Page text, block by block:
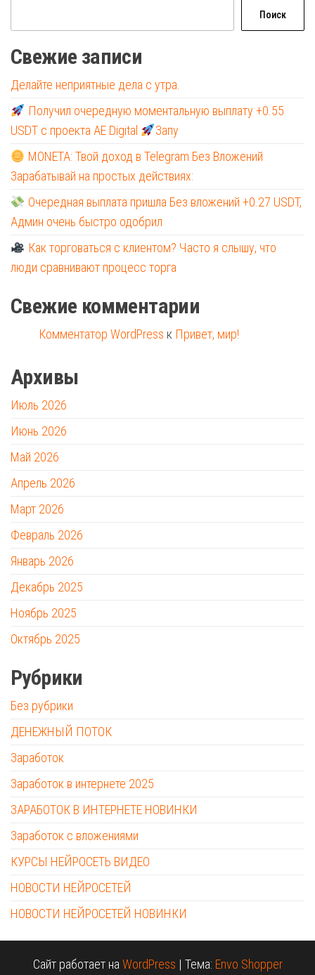
Поиск
Свежие записи
Делайте неприятные дела с утра.
Получил очередную моментальную выплату +0.55
USDT с проекта AE Digital
Запу
MONETA: Твой доход в Telegram Без Вложений
Зарабатывай на простых действиях:
Очередная выплата пришла Без вложений +0.27 USDT,
Админ очень быстро одобрил
Как торговаться с клиентом? Часто я слышу, что
люди сравнивают процесс торга
Свежие комментарии
Комментатор WordPress к Привет, мир!
Архивы
Июль 2026
Июнь 2026
Май 2026
Апрель 2026
Март 2026
Февраль 2026
Январь 2026
Декабрь 2025
Ноябрь 2025
Октябрь 2025
Рубрики
Без рубрики
ДЕНЕЖНЫЙ ПОТОК
Заработок
Заработок в интернете 2025
ЗАРАБОТОК В ИНТЕРНЕТЕ НОВИНКИ
Заработок с вложениями
КУРСЫ НЕЙРОСЕТЬ ВИДЕО
НОВОСТИ НЕЙРОСЕТЕЙ
НОВОСТИ НЕЙРОСЕТЕЙ НОВИНКИ
Сайт работает на WordPress | Тема: Envo Shopper